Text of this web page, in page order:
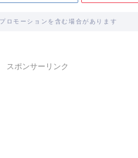
ロモーションを含む場合があります
スポンサーリンク